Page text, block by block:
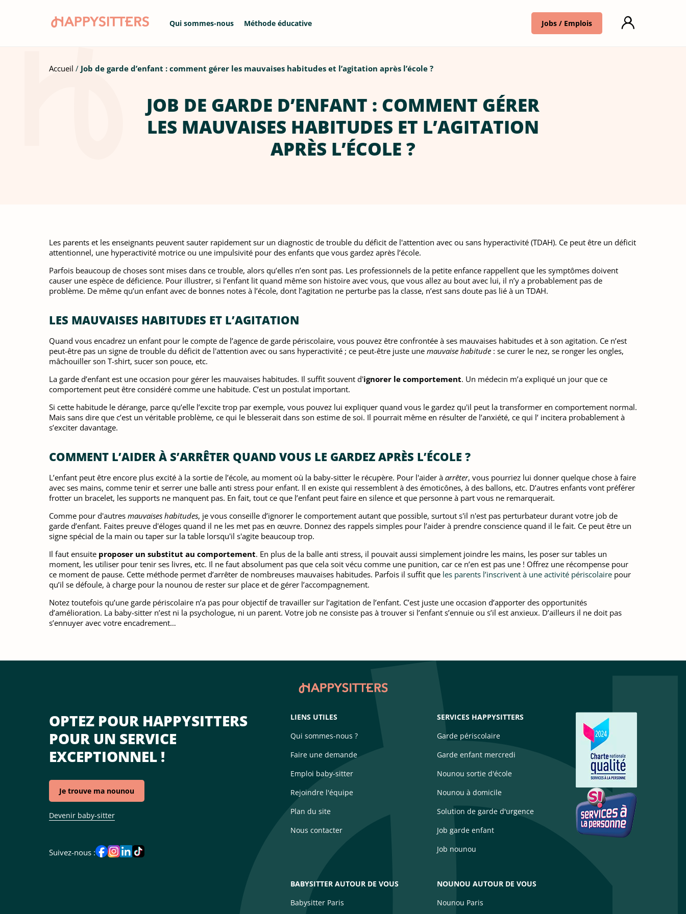
Jobs / Emplois
Qui sommes-nous Méthode éducative
Accueil Job de garde d’enfant : comment gérer les mauvaises habitudes et l’agitation après l’école ?
JOB DE GARDE D’ENFANT : COMMENT GÉRER
LES MAUVAISES HABITUDES ET L’AGITATION
APRÈS L’ÉCOLE ?
Les parents et les enseignants peuvent sauter rapidement sur un diagnostic de trouble du déficit de l'attention avec ou sans hyperactivité (TDAH). Ce peut être un déficit
attentionnel, une hyperactivité motrice ou une impulsivité pour des enfants que vous gardez après l’école.
Parfois beaucoup de choses sont mises dans ce trouble, alors qu’elles n’en sont pas. Les professionnels de la petite enfance rappellent que les symptômes doivent
causer une espèce de déficience. Pour illustrer, si l’enfant lit quand même son histoire avec vous, que vous allez au bout avec lui, il n’y a probablement pas de
problème. De même qu’un enfant avec de bonnes notes à l’école, dont l’agitation ne perturbe pas la classe, n’est sans doute pas lié à un TDAH.
LES MAUVAISES HABITUDES ET L’AGITATION
Quand vous encadrez un enfant pour le compte de l’agence de garde périscolaire, vous pouvez être confrontée à ses mauvaises habitudes et à son agitation. Ce n’est
peut-être pas un signe de trouble du déficit de l'attention avec ou sans hyperactivité ; ce peut-être juste une mauvaise habitude : se curer le nez, se ronger les ongles,
mâchouiller son T-shirt, sucer son pouce, etc.
La garde d’enfant est une occasion pour gérer les mauvaises habitudes. Il suffit souvent d'ignorer le comportement. Un médecin m’a expliqué un jour que ce
comportement peut être considéré comme une habitude. C’est un postulat important.
Si cette habitude le dérange, parce qu’elle l’excite trop par exemple, vous pouvez lui expliquer quand vous le gardez qu'il peut la transformer en comportement normal.
Mais sans dire que c’est un véritable problème, ce qui le blesserait dans son estime de soi. Il pourrait même en résulter de l’anxiété, ce qui l’ incitera probablement à
s’exciter davantage.
COMMENT L’AIDER À S’ARRÊTER QUAND VOUS LE GARDEZ APRÈS L’ÉCOLE ?
L’enfant peut être encore plus excité à la sortie de l’école, au moment où la baby-sitter le récupère. Pour l'aider à arrêter, vous pourriez lui donner quelque chose à faire
avec ses mains, comme tenir et serrer une balle anti stress pour enfant. Il en existe qui ressemblent à des émoticônes, à des ballons, etc. D’autres enfants vont préférer
frotter un bracelet, les supports ne manquent pas. En fait, tout ce que l’enfant peut faire en silence et que personne à part vous ne remarquerait.
Comme pour d'autres mauvaises habitudes, je vous conseille d’ignorer le comportement autant que possible, surtout s'il n'est pas perturbateur durant votre job de
garde d’enfant. Faites preuve d'éloges quand il ne les met pas en œuvre. Donnez des rappels simples pour l’aider à prendre conscience quand il le fait. Ce peut être un
signe spécial de la main ou taper sur la table lorsqu'il s'agite beaucoup trop.
Il faut ensuite proposer un substitut au comportement. En plus de la balle anti stress, il pouvait aussi simplement joindre les mains, les poser sur tables un
moment, les utiliser pour tenir ses livres, etc. Il ne faut absolument pas que cela soit vécu comme une punition, car ce n’en est pas une ! Offrez une récompense pour
ce moment de pause. Cette méthode permet d’arrêter de nombreuses mauvaises habitudes. Parfois il suffit que les parents l’inscrivent à une activité périscolaire pour
qu’il se défoule, à charge pour la nounou de rester sur place et de gérer l’accompagnement.
Notez toutefois qu’une garde périscolaire n’a pas pour objectif de travailler sur l’agitation de l’enfant. C’est juste une occasion d’apporter des opportunités
d’amélioration. La baby-sitter n’est ni la psychologue, ni un parent. Votre job ne consiste pas à trouver si l’enfant s’ennuie ou s’il est anxieux. D’ailleurs il ne doit pas
s’ennuyer avec votre encadrement…
OPTEZ POUR HAPPYSITTERS
POUR UN SERVICE
EXCEPTIONNEL !
Je trouve ma nounou
Devenir baby-sitter
Suivez-nous :
LIENS UTILES
Qui sommes-nous ?
Faire une demande
Emploi baby-sitter
Rejoindre l'équipe
Plan du site
Nous contacter
SERVICES HAPPYSITTERS
Garde périscolaire
Garde enfant mercredi
Nounou sortie d'école
Nounou à domicile
Solution de garde d'urgence
Job garde enfant
Job nounou
BABYSITTER AUTOUR DE VOUS
Babysitter Paris
NOUNOU AUTOUR DE VOUS
Nounou Paris